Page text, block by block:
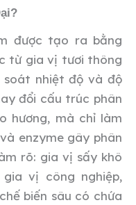
được tạo ra bằng
từ gia vị tươi thông
soát nhiệt độ và độ
đổi cấu trúc phân
hương, mà chỉ làm
enzyme gây phân
rõ: gia vị sấy khô
vị công nghiệp,
biến sâu có chứa